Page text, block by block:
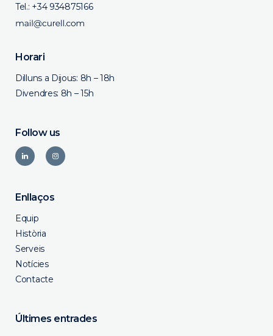
Tel.: +34 934875166
Horari
Dilluns a Dijous: 8h – 18h
Divendres: 8h – 15h
Follow us
Enllaços
Equip
Història
Serveis
Notícies
Contacte
Últimes entrades